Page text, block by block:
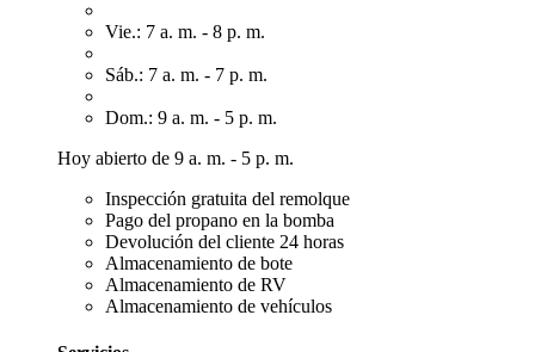
Vie.: 7 a. m. - 8 p. m.
Sáb.: 7 a. m. - 7 p. m.
Dom.: 9 a. m. - 5 p. m.
Hoy abierto de 9 a. m. - 5 p. m.
Inspección gratuita del remolque
Pago del propano en la bomba
Devolución del cliente 24 horas
Almacenamiento de bote
Almacenamiento de RV
Almacenamiento de vehículos